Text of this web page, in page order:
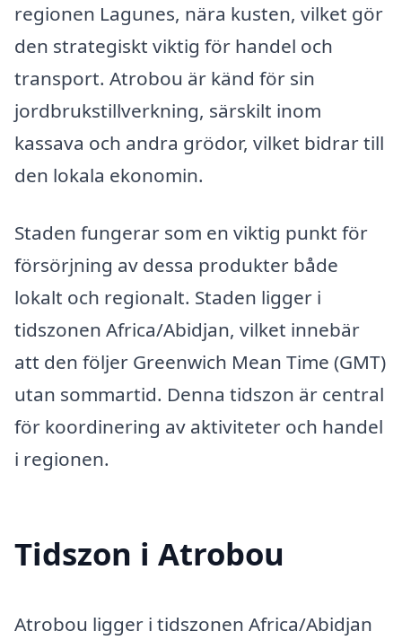
regionen Lagunes, nära kusten, vilket gör
den strategiskt viktig för handel och
transport. Atrobou är känd för sin
jordbrukstillverkning, särskilt inom
kassava och andra grödor, vilket bidrar till
den lokala ekonomin.
Staden fungerar som en viktig punkt för
försörjning av dessa produkter både
lokalt och regionalt. Staden ligger i
tidszonen Africa/Abidjan, vilket innebär
att den följer Greenwich Mean Time (GMT)
utan sommartid. Denna tidszon är central
för koordinering av aktiviteter och handel
i regionen.
Tidszon i Atrobou
Atrobou ligger i tidszonen Africa/Abidjan